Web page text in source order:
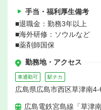
手当・福利厚生備考
■退職金：勤務3年以上
■海外研修：ソウルなど
■薬剤師国保
勤務地・アクセス
車通勤可 駅チカ
広島県広島市西区草津南
広島電鉄宮島線「草津